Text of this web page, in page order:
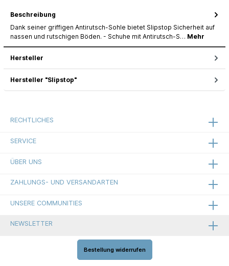
Beschreibung
Dank seiner griffigen Antirutsch-Sohle bietet Slipstop Sicherheit auf
nassen und rutschigen Böden. - Schuhe mit Antirutsch-S… Mehr
Hersteller
Hersteller "Slipstop"
RECHTLICHES
SERVICE
ÜBER UNS
ZAHLUNGS- UND VERSANDARTEN
UNSERE COMMUNITIES
NEWSLETTER
Bestellung widerrufen